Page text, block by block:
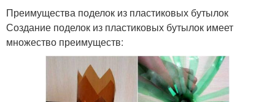
Преимущества поделок из пластиковых бутылок
Создание поделок из пластиковых бутылок имеет
множество преимуществ: